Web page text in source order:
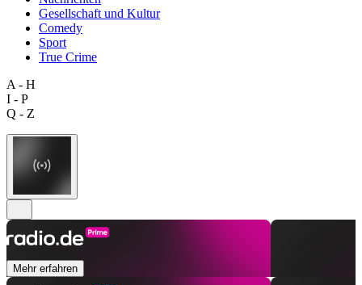
Gesellschaft und Kultur
Comedy
Sport
True Crime
A - H
I - P
Q - Z
Mehr erfahren